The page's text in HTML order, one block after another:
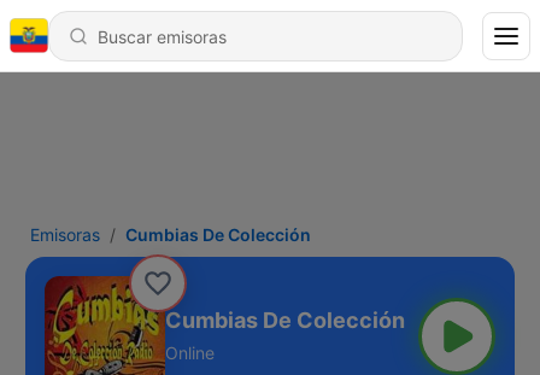
Emisoras Cumbias De Colección
Cumbias De Colección
Online